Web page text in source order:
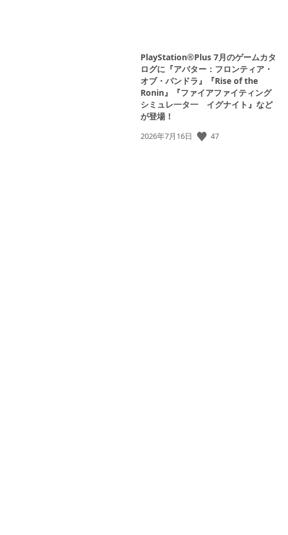
PlayStation®Plus 7月のゲームカタ
ログに『アバター：フロンティア・
オブ・パンドラ』『Rise of the
Ronin』『ファイアファイティング
シミュレ一タ一 イグナイト』など
が登場！
公
2026年7月16日 47